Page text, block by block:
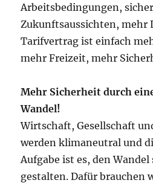
Arbeitsbedingungen,
Zukunftsaussichten, mehr
Tarifvertrag ist einfach
mehr Freizeit, mehr
Mehr Sicherheit durch
Wandel!
Wirtschaft, Gesellschaft
werden klimaneutral und
Aufgabe ist es, den
gestalten. Dafür brauchen